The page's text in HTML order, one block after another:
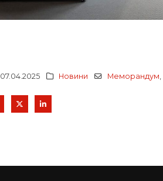
07.04.2025 Новини Меморандум